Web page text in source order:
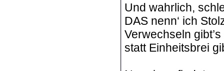
Und wahrlich,
DAS nenn‘ ich
Verwechseln
statt Einheitsbrei